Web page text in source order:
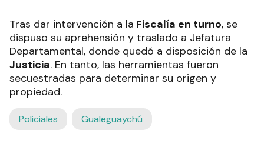
Tras dar intervención a la Fiscalía en turno, se
dispuso su aprehensión y traslado a Jefatura
Departamental, donde quedó a disposición de la
Justicia. En tanto, las herramientas fueron
secuestradas para determinar su origen y
propiedad.
Policiales Gualeguaychú